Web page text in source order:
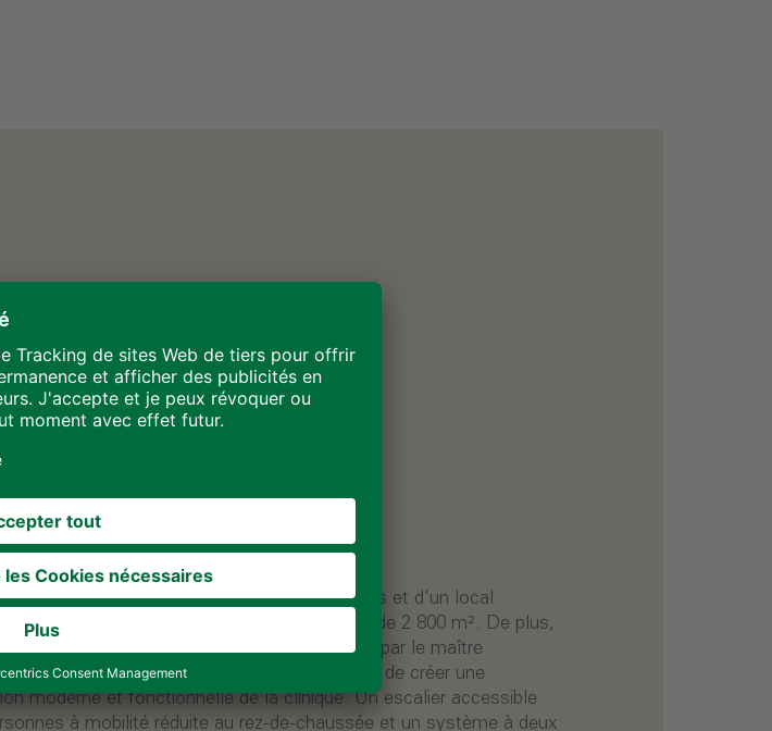
de la clinique se compose de trois étages et d’un local
répartis sur une surface brute de plancher de 2 800 m². De plus,
bâtiment a été doté d’un sous-sol réalisé par le maître
Au total, 42 modules ont été installés afin de créer une
moderne et fonctionnelle de la clinique. Un escalier accessible
à mobilité réduite au rez-de-chaussée et un système à deux